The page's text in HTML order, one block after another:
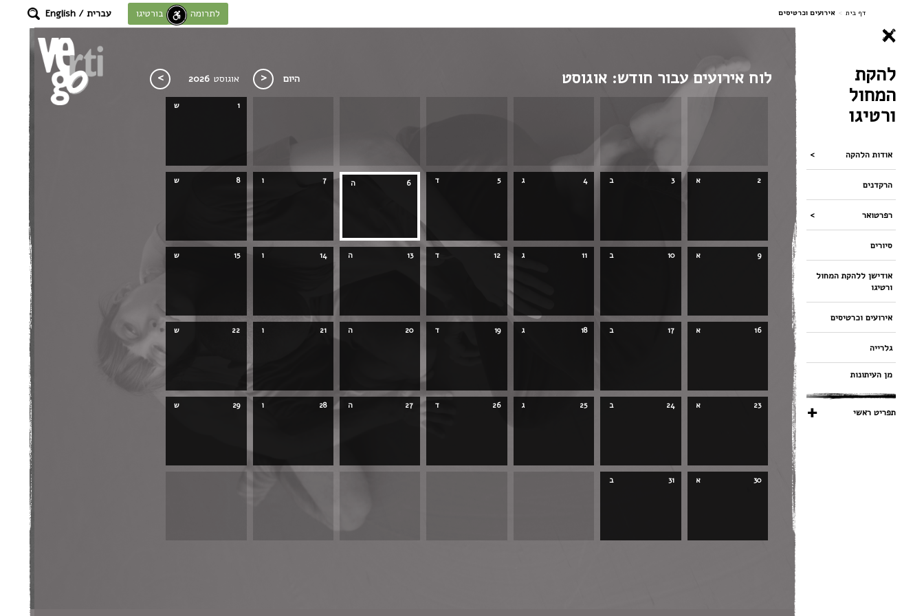
דף בית > אירועים וכרטיסים לתרומה לחוסן בורטיגו עברית /
English
להקת
המחול
ורטיגו
אודות הלהקה
הרקדנים
רפרטואר
סיורים
אודישן ללהקת המחול
ורטיגו
אירועים וכרטיסים
גלרייה
מן העיתונות
תפריט ראשי
לוח אירועים עבור חודש:אוגוסט היום אוגוסט 2026
1 ש
2 א 3 ב 4 ג 5 ד 6 ה 7 ו 8 ש
9 א 10 ב 11 ג 12 ד 13 ה 14 ו 15 ש
16 א 17 ב 18 ג 19 ד 20 ה 21 ו 22 ש
23 א 24 ב 25 ג 26 ד 27 ה 28 ו 29 ש
30 א 31 ב